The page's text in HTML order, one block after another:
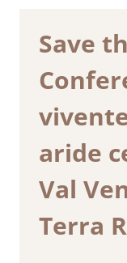
Save
aride
Val
Terra